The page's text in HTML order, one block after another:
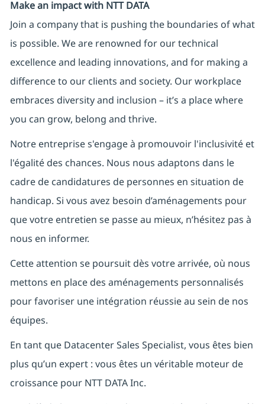
Make an impact with NTT DATA
Join a company that is pushing the boundaries of what
is possible. We are renowned for our technical
excellence and leading innovations, and for making a
difference to our clients and society. Our workplace
embraces diversity and inclusion – it’s a place where
you can grow, belong and thrive.
Notre entreprise s'engage à promouvoir l'inclusivité et
l'égalité des chances. Nous nous adaptons dans le
cadre de candidatures de personnes en situation de
handicap. Si vous avez besoin d’aménagements pour
que votre entretien se passe au mieux, n’hésitez pas à
nous en informer.
Cette attention se poursuit dès votre arrivée, où nous
mettons en place des aménagements personnalisés
pour favoriser une intégration réussie au sein de nos
équipes.
En tant que Datacenter Sales Specialist, vous êtes bien
plus qu’un expert : vous êtes un véritable moteur de
croissance pour NTT DATA Inc.